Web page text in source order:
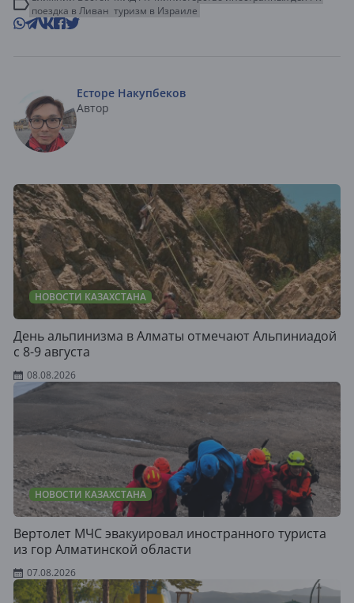
поездка в Ливан туризм в Израиле
Есторе Накупбеков
Автор
НОВОСТИ КАЗАХСТАНА
День альпинизма в Алматы отмечают Альпиниадой
с 8-9 августа
08.08.2026
НОВОСТИ КАЗАХСТАНА
Вертолет МЧС эвакуировал иностранного туриста
из гор Алматинской области
07.08.2026